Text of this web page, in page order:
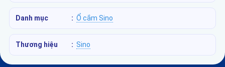
Danh mục : Ổ cắm Sino
Thương hiệu : Sino